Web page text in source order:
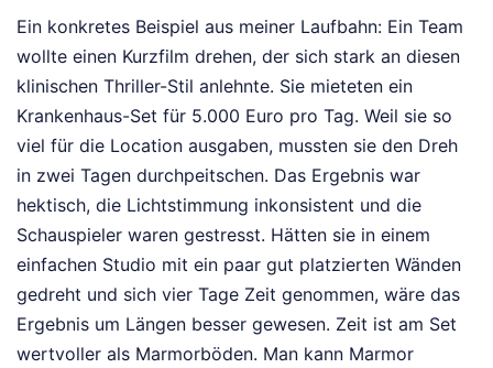
Ein konkretes Beispiel aus meiner Laufbahn: Ein Team
wollte einen Kurzfilm drehen, der sich stark an diesen
klinischen Thriller-Stil anlehnte. Sie mieteten ein
Krankenhaus-Set für 5.000 Euro pro Tag. Weil sie so
viel für die Location ausgaben, mussten sie den Dreh
in zwei Tagen durchpeitschen. Das Ergebnis war
hektisch, die Lichtstimmung inkonsistent und die
Schauspieler waren gestresst. Hätten sie in einem
einfachen Studio mit ein paar gut platzierten Wänden
gedreht und sich vier Tage Zeit genommen, wäre das
Ergebnis um Längen besser gewesen. Zeit ist am Set
wertvoller als Marmorböden. Man kann Marmor